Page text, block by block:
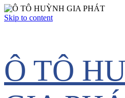
Skip to content
Ô TÔ